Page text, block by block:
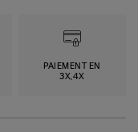
PAIEMENT EN
3X,4X